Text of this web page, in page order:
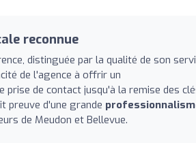
reconnue
distinguée par la qualité de son
de l'agence à offrir un
prise de contact jusqu'à la remise des
preuve d'une grande
de Meudon et Bellevue.